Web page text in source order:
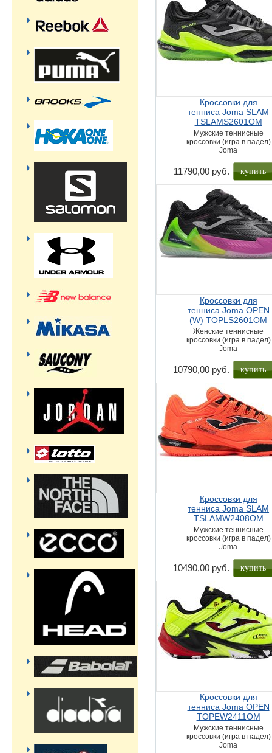
Кроссовки для
тенниса Joma SLAM
TSLAMS2601OM
Мужские теннисные
кроссовки (игра в падел)
Joma
11790,00 руб. купить
Кроссовки для
тенниса Joma OPEN
(W) TOPLS2601OM
Женские теннисные
кроссовки (игра в падел)
Joma
10790,00 руб. купить
Кроссовки для
тенниса Joma SLAM
TSLAMW2408OM
Мужские теннисные
кроссовки (игра в падел)
Joma
10490,00 руб. купить
Кроссовки для
тенниса Joma OPEN
TOPEW2411OM
Мужские теннисные
кроссовки (игра в падел)
Joma